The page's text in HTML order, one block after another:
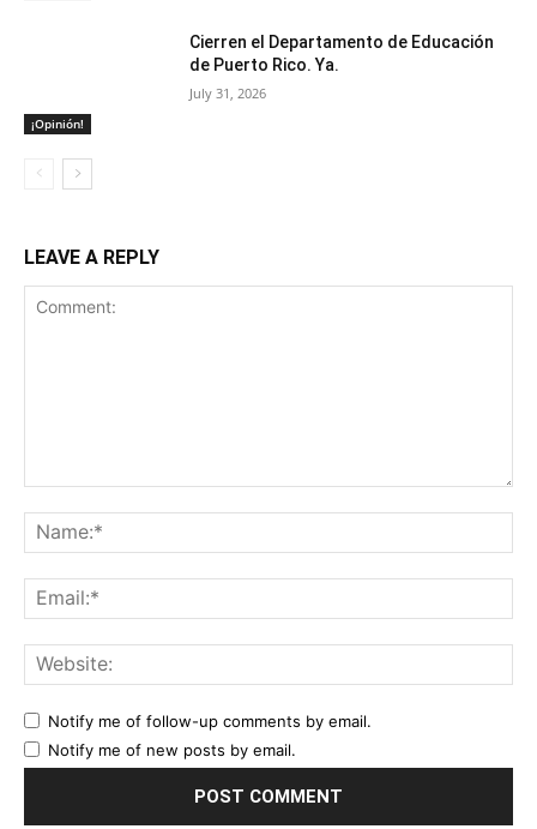
¡Opinión!
Cierren el Departamento de Educación
de Puerto Rico. Ya.
July 31, 2026
LEAVE A REPLY
Notify me of follow-up comments by email.
Notify me of new posts by email.